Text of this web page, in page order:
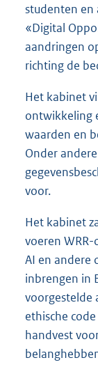
studenten en
«Digital
aandringen
richting de
Het kabinet
ontwikkeling
waarden en
Onder
voor.
Het kabinet
voeren
AI en andere
inbrengen in
voorgestelde
ethische
handvest